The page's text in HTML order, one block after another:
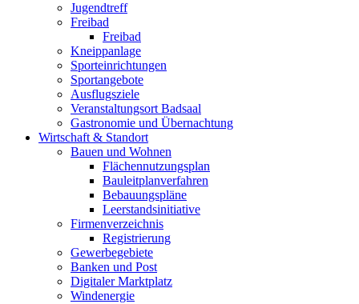
Jugendtreff
Freibad
Freibad
Kneippanlage
Sporteinrichtungen
Sportangebote
Ausflugsziele
Veranstaltungsort Badsaal
Gastronomie und Übernachtung
Wirtschaft & Standort
Bauen und Wohnen
Flächennutzungsplan
Bauleitplanverfahren
Bebauungspläne
Leerstandsinitiative
Firmenverzeichnis
Registrierung
Gewerbegebiete
Banken und Post
Digitaler Marktplatz
Windenergie